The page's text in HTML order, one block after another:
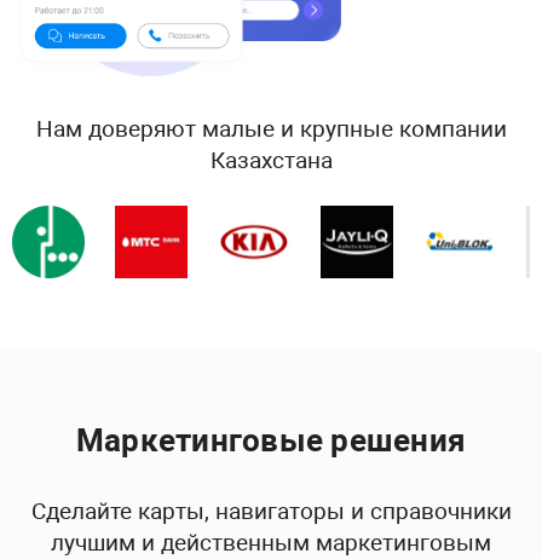
Нам доверяют малые и крупные компании
Казахстана
Маркетинговые решения
Сделайте карты, навигаторы и справочники
лучшим и действенным маркетинговым